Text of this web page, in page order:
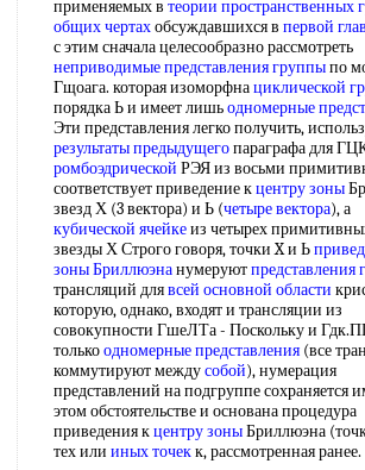
применяемых в теории пространственных
общих чертахобсуждавшихся в первой
с этим сначала целесообразно рассмотреть
неприводимые представления группыпо
Гщоага. которая изоморфнациклической
порядка Ь и имеет лишьодномерные
Эти представления легко получить,
результаты предыдущегопараграфа для
ромбоэдрической РЭЯ из восьми
соответствует приведение кцентру зоны
звезд Х (3 вектора) и Ь (четыре вектора), а
кубической ячейкеиз четырех
звезды Х Строго говоря, точки X и Ь
зоны Бриллюэнанумеруютпредставления
трансляций длявсей основной области
которую, однако, входят и трансляции из
совокупности ГшеЛТа - Поскольку и
толькоодномерные представления (все
коммутируют междусобой), нумерация
представлений на подгруппе сохраняется
этом обстоятельстве и основана процедура
приведения кцентру зоныБриллюэна
тех или иных точекк, рассмотренная ранее.